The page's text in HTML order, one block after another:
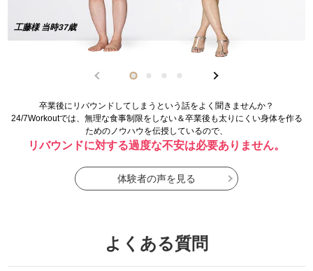
工藤様 当時37歳
卒業後にリバウンドしてしまうという話をよく聞きませんか？
24/7Workoutでは、無理な食事制限をしない＆卒業後も太りにくい身体を作る
ためのノウハウを伝授しているので、
リバウンドに対する過度な不安は必要ありません。
体験者の声を見る
よくある質問